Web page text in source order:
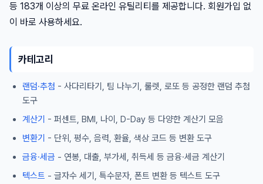
등 183개 이상의 무료 온라인 유틸리티를 제공합니다. 회원가입 없
이 바로 사용하세요.
카테고리
랜덤·추첨 - 사다리타기, 팀 나누기, 룰렛, 로또 등 공정한 랜덤 추첨
도구
계산기 - 퍼센트, BMI, 나이, D-Day 등 다양한 계산기 모음
변환기 - 단위, 평수, 음력, 환율, 색상 코드 등 변환 도구
금융·세금 - 연봉, 대출, 부가세, 취득세 등 금융·세금 계산기
텍스트 - 글자수 세기, 특수문자, 폰트 변환 등 텍스트 도구